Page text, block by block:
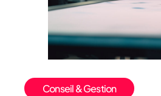
Conseil & Gestion